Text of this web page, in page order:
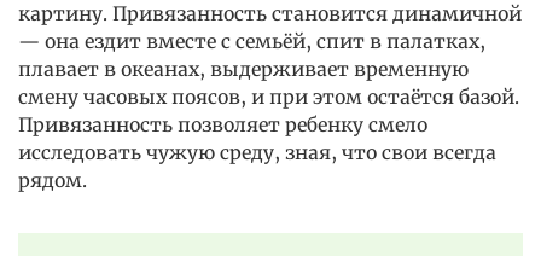
картину. Привязанность становится динамичной
— она ездит вместе с семьёй, спит в палатках,
плавает в океанах, выдерживает временную
смену часовых поясов, и при этом остаётся базой.
Привязанность позволяет ребенку смело
исследовать чужую среду, зная, что свои всегда
рядом.